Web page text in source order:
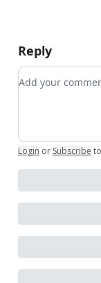
Reply
Add your
Login or Subscribe